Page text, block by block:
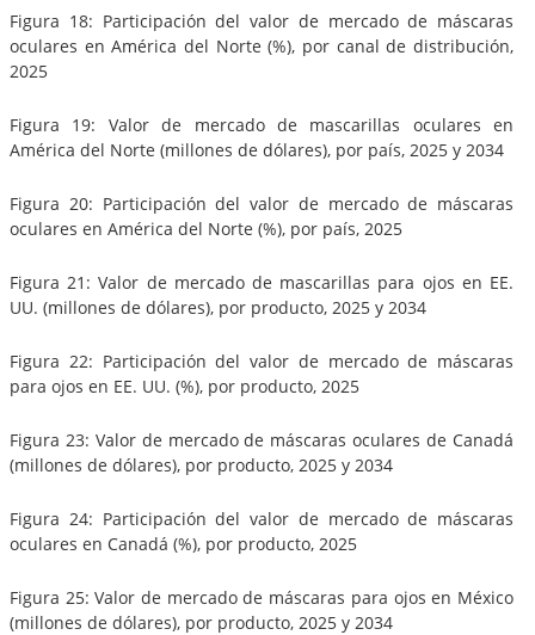
Figura 18: Participación del valor de mercado de máscaras
oculares en América del Norte (%), por canal de distribución,
2025
Figura 19: Valor de mercado de mascarillas oculares en
América del Norte (millones de dólares), por país, 2025 y 2034
Figura 20: Participación del valor de mercado de máscaras
oculares en América del Norte (%), por país, 2025
Figura 21: Valor de mercado de mascarillas para ojos en EE.
UU. (millones de dólares), por producto, 2025 y 2034
Figura 22: Participación del valor de mercado de máscaras
para ojos en EE. UU. (%), por producto, 2025
Figura 23: Valor de mercado de máscaras oculares de Canadá
(millones de dólares), por producto, 2025 y 2034
Figura 24: Participación del valor de mercado de máscaras
oculares en Canadá (%), por producto, 2025
Figura 25: Valor de mercado de máscaras para ojos en México
(millones de dólares), por producto, 2025 y 2034